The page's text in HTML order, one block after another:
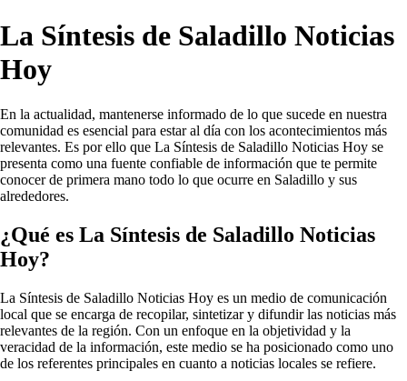
La Síntesis de Saladillo Noticias
Hoy
En la actualidad, mantenerse informado de lo que sucede en nuestra
comunidad es esencial para estar al día con los acontecimientos más
relevantes. Es por ello que La Síntesis de Saladillo Noticias Hoy se
presenta como una fuente confiable de información que te permite
conocer de primera mano todo lo que ocurre en Saladillo y sus
alrededores.
¿Qué es La Síntesis de Saladillo Noticias
Hoy?
La Síntesis de Saladillo Noticias Hoy es un medio de comunicación
local que se encarga de recopilar, sintetizar y difundir las noticias más
relevantes de la región. Con un enfoque en la objetividad y la
veracidad de la información, este medio se ha posicionado como uno
de los referentes principales en cuanto a noticias locales se refiere.